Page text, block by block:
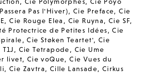
Pas l'Hiver),Cie Preface,Cie
,Cie Rouge Elea , Cie Ruyna,Cie SF,
Protectrice de Petites Idées,Cie
,Cie Støken Teartet', Cie
, Cie Tetrapode, Cie Ume
livet, Cie voQue,Cie Vues du
,Cie Zavtra, Cille Lansade, Cirkus